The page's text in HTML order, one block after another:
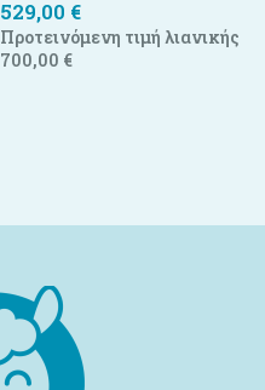
529,00 €
Προτεινόμενη τιμή λιανικής
700,00 €